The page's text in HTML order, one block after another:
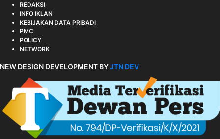
REDAKSI
INFO IKLAN
KEBIJAKAN DATA PRIBADI
PMC
POLICY
NETWORK
NEW DESIGN DEVELOPMENT BYJTN DEV